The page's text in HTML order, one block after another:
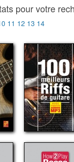
pour votre
11 12 13 14